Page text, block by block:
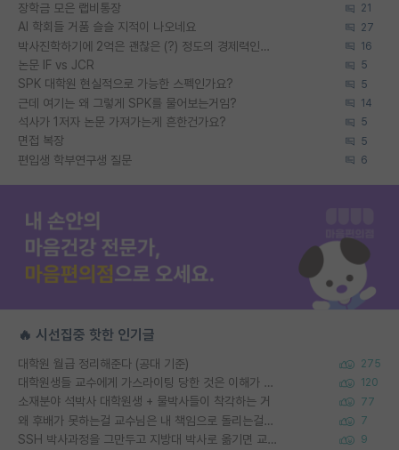
장학금 모은 랩비통장 21
AI 학회들 거품 슬슬 지적이 나오네요 27
박사진학하기에 2억은 괜찮은 (?) 정도의 경제력인가요 16
논문 IF vs JCR 5
SPK 대학원 현실적으로 가능한 스펙인가요? 5
근데 여기는 왜 그렇게 SPK를 물어보는거임? 14
석사가 1저자 논문 가져가는게 흔한건가요? 5
면접 복장 5
편입생 학부연구생 질문 6
🔥 시선집중 핫한 인기글
대학원 월급 정리해준다 (공대 기준) 275
대학원생들 교수에게 가스라이팅 당한 것은 이해가 갑니다. 안타깝네요. 120
소재분야 석박사 대학원생 + 물박사들이 착각하는 거 77
왜 후배가 못하는걸 교수님은 내 책임으로 돌리는걸까요? 7
SSH 박사과정을 그만두고 지방대 박사로 옮기면 교수의 꿈은 끝일까요? 9